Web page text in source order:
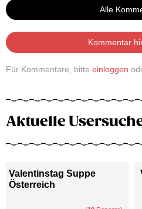
Alle
Kommentar
Für Kommentare, bitte einloggen
Aktuelle
Valentinstag Suppe
Österreich